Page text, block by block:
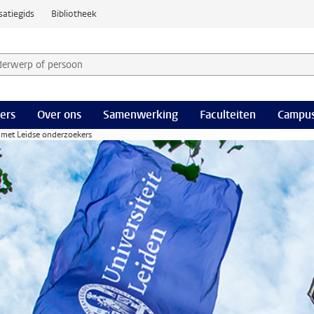
Bibliotheek
of persoon en selecteer categorie
Over ons Samenwerking Faculteiten
Leidse onderzoekers